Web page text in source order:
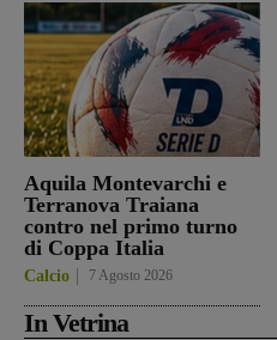
Aquila Montevarchi e
Terranova Traiana
contro nel primo turno
di Coppa Italia
Calcio 7 Agosto 2026
In Vetrina